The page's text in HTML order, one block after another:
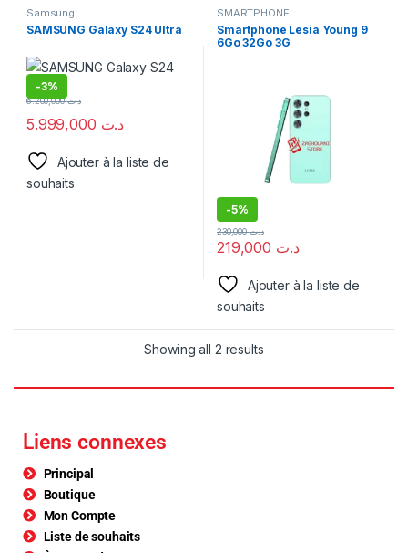
Samsung
SAMSUNG Galaxy S24 Ultra
-3%
د.ت
د.ت6.200,000
Ajouter à la liste de
souhaits
SMARTPHONE
Smartphone Lesia Young 9
6Go 32Go 3G
-5%
د.ت
د.ت230,000
Ajouter à la liste de
souhaits
Showing all 2 results
Liens connexes
Principal
Boutique
Mon Compte
Liste de souhaits